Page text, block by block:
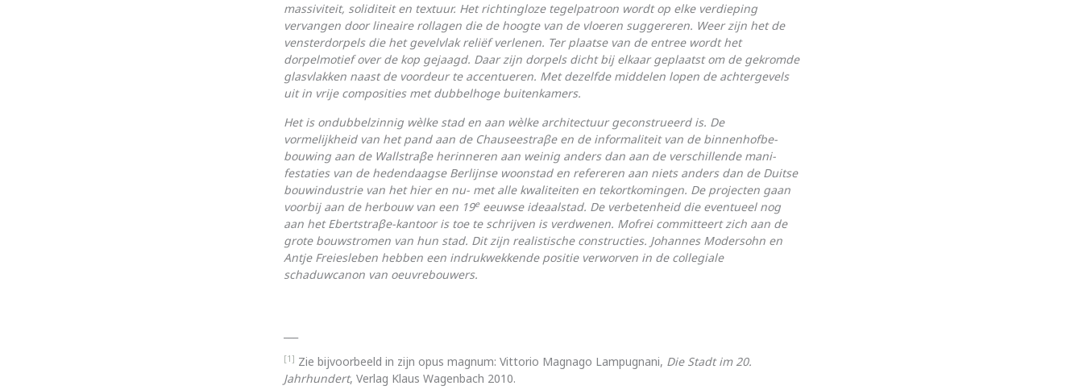
massiviteit, soli­diteit en textuur. Het richtingloze tegelpatroon wordt op elke verdieping
vervangen door lineaire rollagen die de hoogte van de vloeren suggereren. Weer zijn het de
vensterdorpels die het gevel­vlak reliëf verlenen. Ter plaatse van de entree wordt het
dorpelmotief over de kop gejaagd. Daar zijn dorpels dicht bij elkaar geplaatst om de gekromde
glasvlakken naast de voordeur te accen­tueren. Met dezelfde middelen lopen de achtergevels
uit in vrije composities met dubbelhoge buitenkamers.
Het is ondub­bel­zinnig wèlke stad en aan wèlke architectuur geconstrueerd is. De
vormelijkheid van het pand aan de Chauseestraβe en de informaliteit van de binnen­hof­be­
bouwing aan de Wall­straβe herinneren aan weinig anders dan aan de verschillende mani­
festaties van de heden­daagse Berlijnse woonstad en refereren aan niets anders dan de Duitse
bouwindustrie van het hier en nu- met alle kwaliteiten en tekortkomingen. De projecten gaan
voorbij aan de herbouw van een 19eeeuwse ideaalstad. De verbetenheid die eventueel nog
aan het Ebertstraβe-kantoor is toe te schrijven is verdwenen. Mofrei committeert zich aan de
grote bouwstromen van hun stad. Dit zijn realistische constructies. Johannes Modersohn en
Antje Freiesleben hebben een indruk­wekkende positie verworven in de collegiale
schaduwcanon van oeuvre­bouwers.
[1] Zie bijvoorbeeld in zijn opus magnum: Vittorio Magnago Lampugnani, Die Stadt im 20.
Jahrhundert, Verlag Klaus Wagenbach 2010.